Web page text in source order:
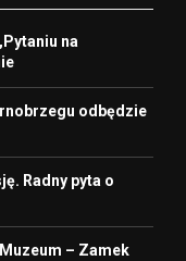
na
odbędzie
Radny pyta o
– Zamek